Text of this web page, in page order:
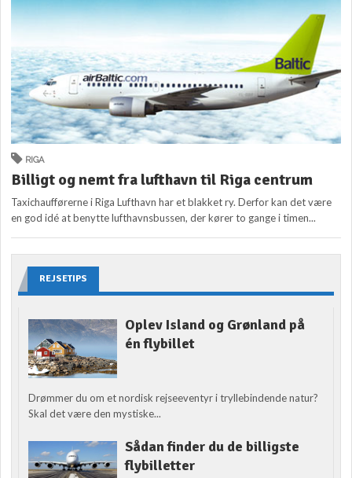
RIGA
Billigt og nemt fra lufthavn til Riga centrum
Taxichaufførerne i Riga Lufthavn har et blakket ry. Derfor kan det være
en god idé at benytte lufthavnsbussen, der kører to gange i timen...
REJSETIPS
Oplev Island og Grønland på
én flybillet
Drømmer du om et nordisk rejseeventyr i tryllebindende natur?
Skal det være den mystiske...
Sådan finder du de billigste
flybilletter